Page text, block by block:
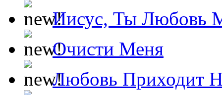
Иисус, Ты Любовь
Очисти Меня
Любовь Приходит